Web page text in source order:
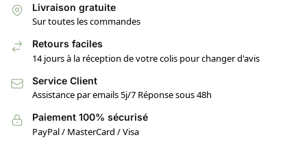
Livraison gratuite
Sur toutes les commandes
Retours faciles
14 jours à la réception de votre colis pour changer d'avis
Service Client
Assistance par emails 5j/7 Réponse sous 48h
Paiement 100% sécurisé
PayPal / MasterCard / Visa